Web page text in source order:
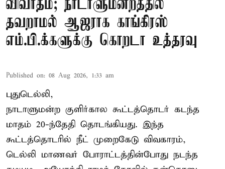
விவாதம்; நாடாளுமன்றத்தில்
தவறாமல் ஆஜராக காங்கிரஸ்
எம்.பி.க்களுக்கு கொறடா உத்தரவு
Published on: 08 Aug 2026, 1:33 am
புதுடெல்லி,
நாடாளுமன்ற குளிர்கால கூட்டத்தொடர் கடந்த
மாதம் 20-ந்தேதி தொடங்கியது. இந்த
கூட்டத்தொடரில் நீட் முறைகேடு விவகாரம்,
டெல்லி மாணவர் போராட்டத்தின்போது நடந்த